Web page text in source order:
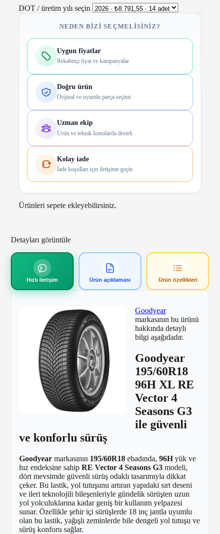
DOT / üretim yılı seçin
NEDEN BIZI SEÇMELISINIZ?
Uygun fiyatlar
Rekabetçi fiyat ve kampanyalar
Doğru ürün
Orijinal ve uyumlu parça seçimi
Uzman ekip
Ürün ve teknik konularda destek
Kolay iade
İade koşulları için iletişime geçin
Ürünleri sepete ekleyebilirsiniz.
Detayları görüntüle
Hızlı iletişim Ürün açıklaması Ürün özellikleri
Goodyear
markasının bu ürünü
hakkında detaylı
bilgi aşağıdadır.
Goodyear
195/60R18
96H XL RE
Vector 4
Seasons G3
ile güvenli
ve konforlu sürüş
Goodyear markasının 195/60R18 ebadında, 96Hyük ve
hız endeksine sahip RE Vector 4 Seasons G3 modeli,
dört mevsimde güvenli sürüş odaklı tasarımıyla dikkat
çeker. Bu lastik, yol tutuşunu artıran yapıdaki sırt deseni
ve ileri teknolojili bileşenleriyle gündelik sürüşten uzun
yol yolculuklarına kadar geniş bir kullanım yelpazesi
sunar. Özellikle şehir içi sürüşlerde 18 inç jantla uyumlu
olan bu lastik, yağışlı zeminlerde bile dengeli yol tutuşu ve
sürüş konforu sağlar.